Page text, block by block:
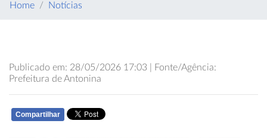
Home Notícias
Publicado em: 28/05/2026 17:03 | Fonte/Agência:
Prefeitura de Antonina
Compartilhar